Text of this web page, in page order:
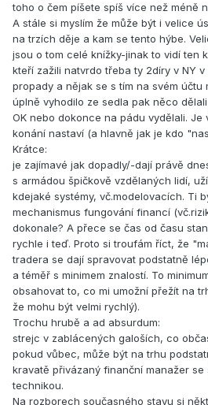
toho o čem píšete spíš více než méně
A stále si myslím že může být i velice
na trzích děje a kam se tento hýbe.
jsou o tom celé knížky-jinak to vidí ten
kteří zažili natvrdo třeba ty 2díry v NY v
propady a nějak se s tím na svém účtu
úplně vyhodilo ze sedla pak něco
OK nebo dokonce na pádu vydělali. Je
konání nastaví (a hlavně jak je kdo
Krátce:
je zajímavé jak dopadly/-dají právě
s armádou špičkově vzdělaných lidí,
kdejaké systémy, vč.modelovacích. Ti
mechanismus fungování financí
dokonale? A přece se čas od času
rychle i teď. Proto si troufám říct, že
tradera se dají spravovat podstatně
a téměř s minimem znalostí. To
obsahovat to, co mi umožní přežít na
že mohu být velmi rychlý).
Trochu hrubě a ad absurdum:
strejc v zablácených galoších, co
pokud vůbec, může být na trhu
kravatě přivázaný finanční manažer se
technikou.
Na rozborech současného stavu si